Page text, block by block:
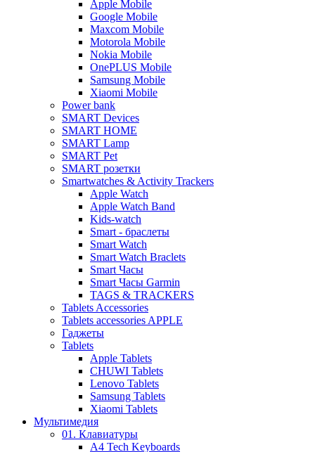
Apple Mobile
Google Mobile
Maxcom Mobile
Motorola Mobile
Nokia Mobile
OnePLUS Mobile
Samsung Mobile
Xiaomi Mobile
Power bank
SMART Devices
SMART HOME
SMART Lamp
SMART Pet
SMART розетки
Smartwatches & Activity Trackers
Apple Watch
Apple Watch Band
Kids-watch
Smart - браслеты
Smart Watch
Smart Watch Braclets
Smart Часы
Smart Часы Garmin
TAGS & TRACKERS
Tablets Accessories
Tablets accessories APPLE
Гаджеты
Tablets
Apple Tablets
CHUWI Tablets
Lenovo Tablets
Samsung Tablets
Xiaomi Tablets
Мультимедия
01. Клавиатуры
A4 Tech Keyboards